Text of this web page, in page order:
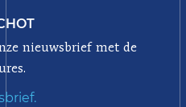
nieuwsbrief met de